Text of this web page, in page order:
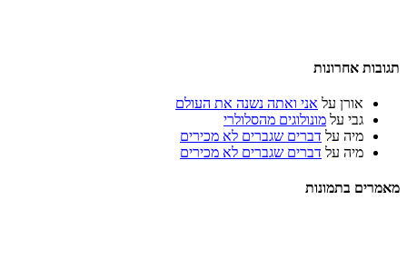
תגובות אחרונות
אורן על אני ואתה נשנה את העולם
גבי על מונולוגים מהסלולרי
מיה על דברים שגברים לא מכירים
מיה על דברים שגברים לא מכירים
מאמרים בתמונות